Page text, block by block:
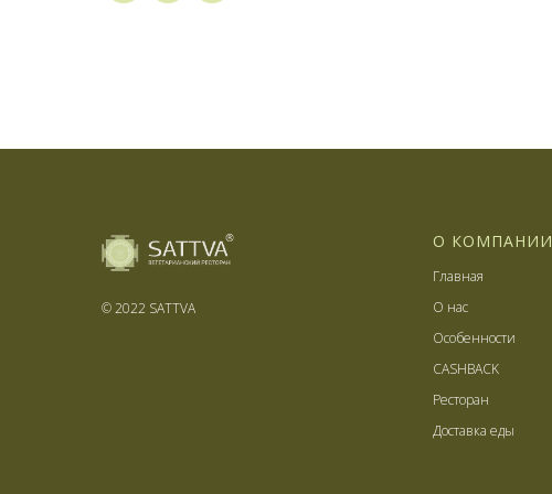
© 2022 SATTVA
О КОМПАНИИ
Главная
О нас
Особенности
CASHBACK
Ресторан
Доставка еды